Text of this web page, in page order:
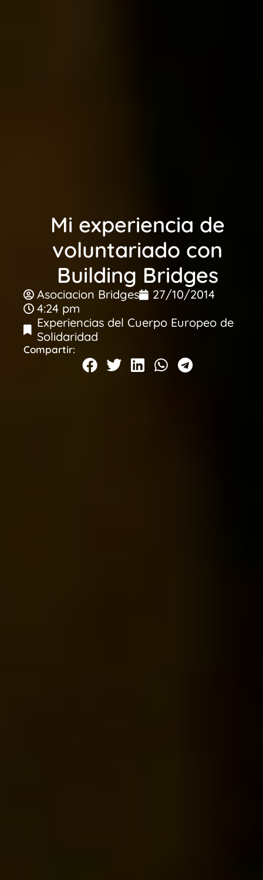
Mi experiencia de
voluntariado con
Building Bridges
Asociacion Bridges
27/10/2014
4:24 pm
Experiencias del Cuerpo Europeo de
Solidaridad
Compartir: